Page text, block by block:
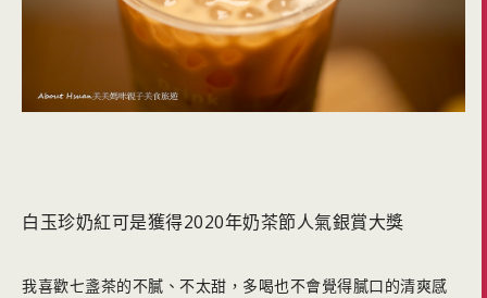
白玉珍奶紅可是獲得2020年奶茶節人氣銀賞大獎
我喜歡七盞茶的不膩、不太甜，多喝也不會覺得膩口的清爽感